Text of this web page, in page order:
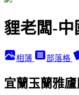
貍老闆-中
相簿 部落格
宜蘭玉蘭雅